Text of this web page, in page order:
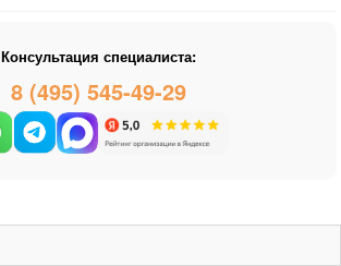
Консультация специалиста:
8 (495) 545-49-29